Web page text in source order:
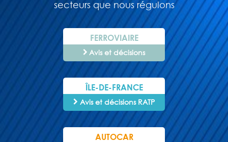
secteurs que nous régulons
FERROVIAIRE
Avis et décisions
ÎLE-DE-FRANCE
Avis et décisions RATP
AUTOCAR